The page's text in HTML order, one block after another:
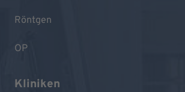
Röntgen
OP
Kliniken